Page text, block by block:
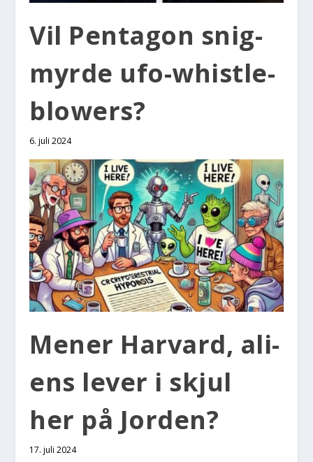
Vil Pen­ta­gon snig­
myr­de ufo-whi­st­le­
blowers?
6. juli 2024
Mener Har­vard, ali­
ens lever i skjul
her på Jor­den?
17. juli 2024